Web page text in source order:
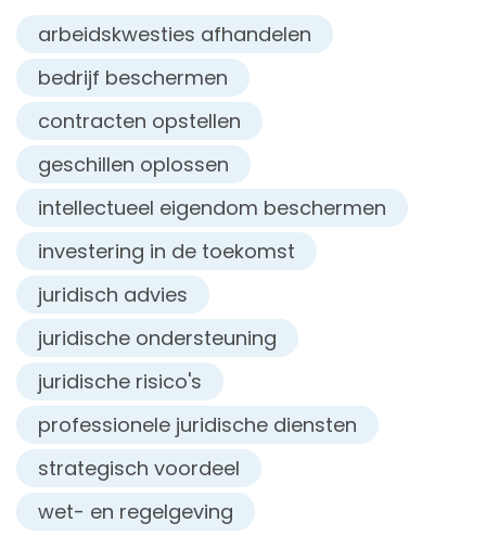
arbeidskwesties afhandelen
bedrijf beschermen
contracten opstellen
geschillen oplossen
intellectueel eigendom beschermen
investering in de toekomst
juridisch advies
juridische ondersteuning
juridische risico's
professionele juridische diensten
strategisch voordeel
wet- en regelgeving